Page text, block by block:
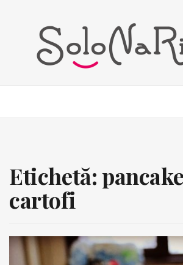
Etichetă:
cartofi